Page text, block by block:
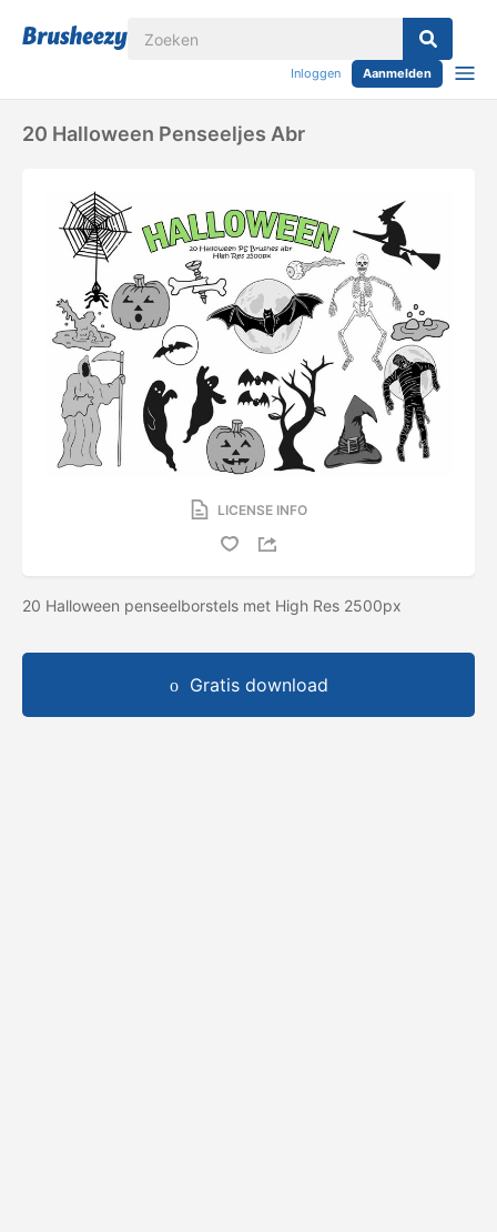
Inloggen Aanmelden
20 Halloween Penseeljes Abr
LICENSE INFO
20 Halloween penseelborstels met High Res 2500px
Gratis download